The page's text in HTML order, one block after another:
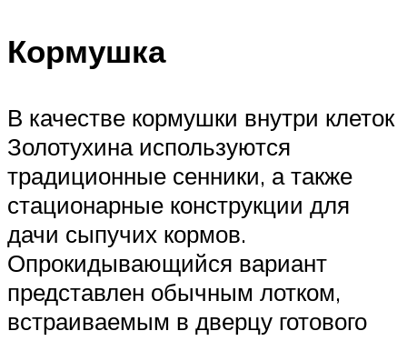
Кормушка
В качестве кормушки внутри клеток
Золотухина используются
традиционные сенники, а также
стационарные конструкции для
дачи сыпучих кормов.
Опрокидывающийся вариант
представлен обычным лотком,
встраиваемым в дверцу готового